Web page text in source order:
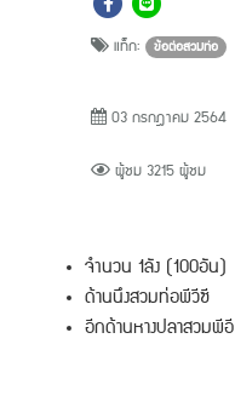
แท็ก: ข้อต่อสวมท่อ
03 กรกฎาคม 2564
ผู้ชม 3215 ผู้ชม
จำนวน 1ลัง (100อัน)
ด้านนึงสวมท่อพีวีซี
อีกด้านหางปลาสวมพีอี